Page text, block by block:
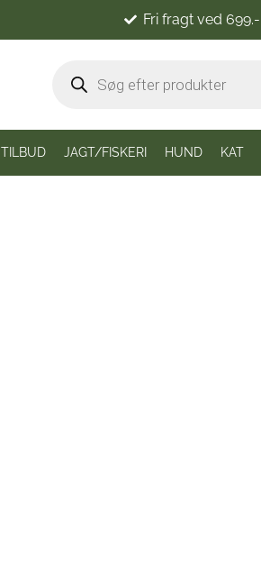
Fri fragt ved 699.-
TILBUD JAGT/FISKERI HUND KAT